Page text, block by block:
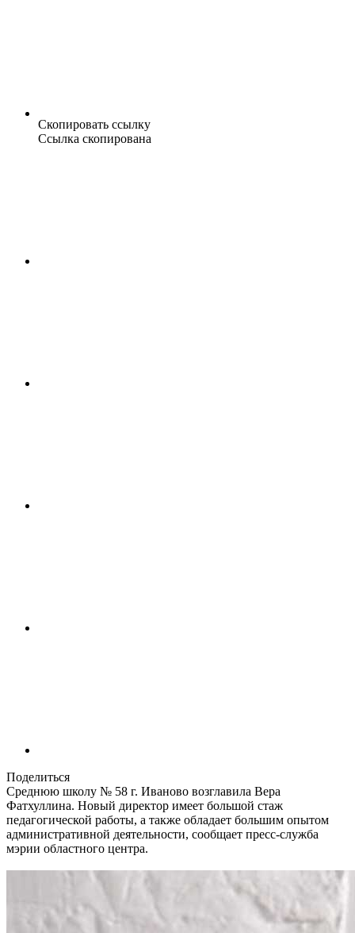
Скопировать ссылку
Ссылка скопирована
Поделиться
Среднюю школу № 58 г. Иваново возглавила Вера
Фатхуллина. Новый директор имеет большой стаж
педагогической работы, а также обладает большим опытом
административной деятельности, сообщает пресс-служба
мэрии областного центра.